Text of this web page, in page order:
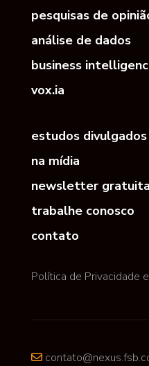
pesquisas de
análise de dados
business
vox.ia
estudos divulgados
na mídia
newsletter gratuita
trabalhe conosco
contato
Política de Privacidade